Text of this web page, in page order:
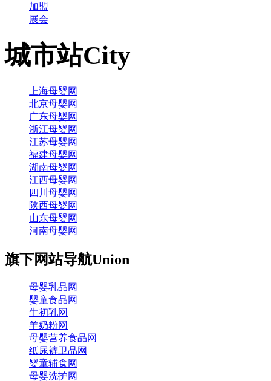
加盟
展会
城市站City
上海母婴网
北京母婴网
广东母婴网
浙江母婴网
江苏母婴网
福建母婴网
湖南母婴网
江西母婴网
四川母婴网
陕西母婴网
山东母婴网
河南母婴网
旗下网站导航Union
母婴乳品网
婴童食品网
牛初乳网
羊奶粉网
母婴营养食品网
纸尿裤卫品网
婴童辅食网
母婴洗护网